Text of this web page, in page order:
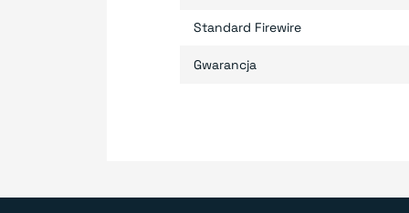
Standard Firewire
Gwarancja